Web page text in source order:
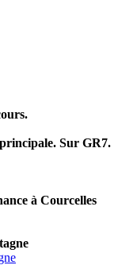
Sur GR7.
à Courcelles